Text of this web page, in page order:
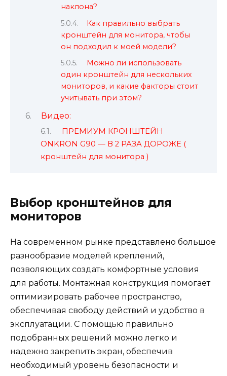
наклона?
Как правильно выбрать
кронштейн для монитора, чтобы
он подходил к моей модели?
Можно ли использовать
один кронштейн для нескольких
мониторов, и какие факторы стоит
учитывать при этом?
Видео:
ПРЕМИУМ КРОНШТЕЙН
ONKRON G90 — В 2 РАЗА ДОРОЖЕ (
кронштейн для монитора )
Выбор кронштейнов для
мониторов
На современном рынке представлено большое
разнообразие моделей креплений,
позволяющих создать комфортные условия
для работы. Монтажная конструкция помогает
оптимизировать рабочее пространство,
обеспечивая свободу действий и удобство в
эксплуатации. С помощью правильно
подобранных решений можно легко и
надежно закрепить экран, обеспечив
необходимый уровень безопасности и